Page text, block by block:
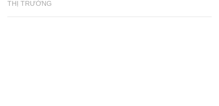
THỊ TRƯỜNG